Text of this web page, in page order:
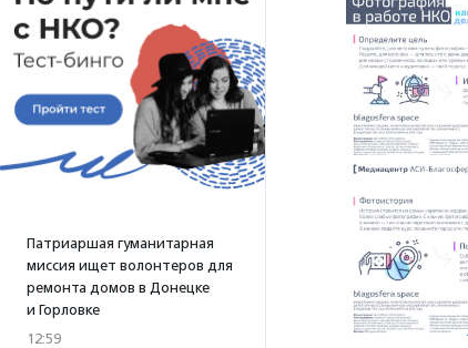
Патриаршая гуманитарная
миссия ищет волонтеров для
ремонта домов в Донецке
и Горловке
12:59